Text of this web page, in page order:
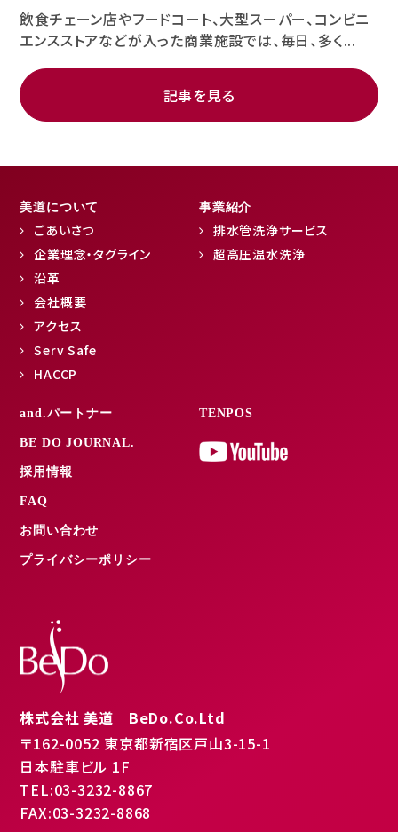
飲食チェーン店やフードコート、大型スーパー、コンビニ
エンスストアなどが入った商業施設では、毎日、多く...
記事を見る
美道について
ごあいさつ
企業理念・タグライン
沿革
会社概要
アクセス
Serv Safe
HACCP
事業紹介
排水管洗浄サービス
超高圧温水洗浄
and.パートナー
BE DO JOURNAL.
採用情報
FAQ
お問い合わせ
プライバシーポリシー
TENPOS
株式会社 美道 BeDo.Co.Ltd
〒162-0052 東京都新宿区戸山3-15-1
日本駐車ビル 1F
TEL:03-3232-8867
FAX:03-3232-8868